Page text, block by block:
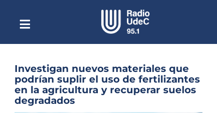
contenidoToggle
NavigationEscuchar Radio UdeC en vivo
Quiénes Somos
Programación
Investigan nuevos materiales que
podrían suplir el uso de fertilizantes
en la agricultura y recuperar suelos
degradados